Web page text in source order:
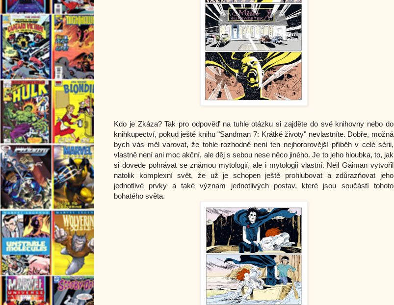
Kdo je Zkáza? Tak pro odpověď na tuhle otázku si zajděte do své knihovny nebo do
knihkupectví, pokud ještě knihu "Sandman 7: Krátké životy" nevlastníte. Dobře, možná
bych vás měl varovat, že tohle rozhodně není ten nejhororovější příběh v celé sérii,
vlastně není ani moc akční, ale děj s sebou nese něco jiného. Je to jeho hloubka, to, jak
si dovede pohrávat se známou mytologií, ale i mytologií vlastní. Neil Gaiman vytvořil
natolik komplexní svět, že už je schopen ještě prohlubovat a zdůrazňovat jeho
jednotlivé prvky a také význam jednotlivých postav, které jsou součástí tohoto
bohatého světa.